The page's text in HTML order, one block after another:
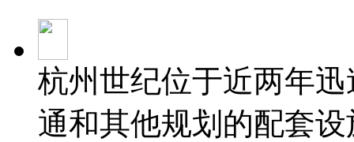
杭州世纪位于近两年
通和其他规划的配套